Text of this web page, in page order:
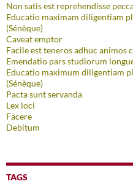
Non satis est reprehendisse
Educatio maximam diligentiam
(Sénèque)
Caveat emptor
Facile est teneros adhuc animos
Emendatio pars studiorum
Educatio maximum diligentiam
(Sénèque)
Pacta sunt servanda
Lex loci
Facere
Debitum
TAGS